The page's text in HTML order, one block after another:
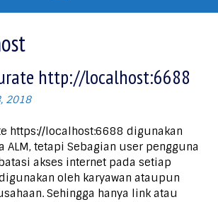
http://localhost:6688
2018
https://localhost:6688 digunakan
tetapi Sebagian user pengguna
akses internet pada setiap
oleh karyawan ataupun
Sehingga hanya link atau